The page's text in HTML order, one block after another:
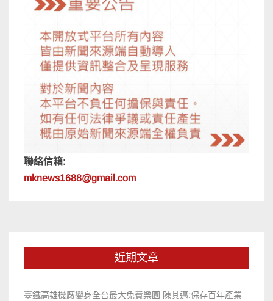
聯絡信箱:
mknews1688@gmail.com
近期文章
臺鐵高雄機廠變身全台最大免費樂園 陳其邁:保存百年產業